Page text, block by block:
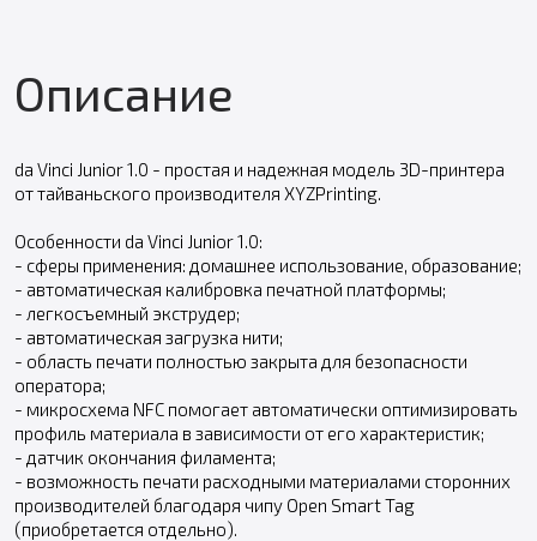
Описание
da Vinci Junior 1.0 - простая и надежная модель 3D-принтера
от тайваньского производителя XYZPrinting.
Особенности da Vinci Junior 1.0:
- сферы применения: домашнее использование, образование;
- автоматическая калибровка печатной платформы;
- легкосъемный экструдер;
- автоматическая загрузка нити;
- область печати полностью закрыта для безопасности
оператора;
- микросхема NFC помогает автоматически оптимизировать
профиль материала в зависимости от его характеристик;
- датчик окончания филамента;
- возможность печати расходными материалами сторонних
производителей благодаря чипу Open Smart Tag
(приобретается отдельно).